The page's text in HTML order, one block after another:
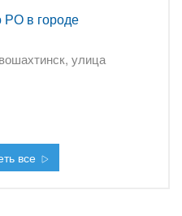
в городе
улица
все